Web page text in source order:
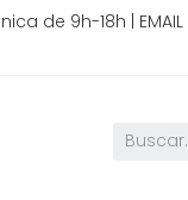
de 9h-18h | EMAIL